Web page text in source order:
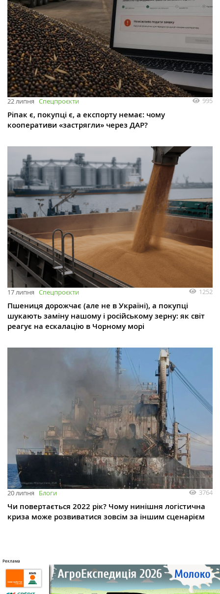
22 липня Спецпроєкти 995
Ріпак є, покупці є, а експорту немає: чому
кооперативи «застрягли» через ДАР?
17 липня Спецпроєкти 1252
Пшениця дорожчає (але не в Україні), а покупці
шукають заміну нашому і російському зерну: як світ
реагує на ескалацію в Чорному морі
20 липня Блоги 3764
Чи повертається 2022 рік? Чому нинішня логістична
криза може розвиватися зовсім за іншим сценарієм